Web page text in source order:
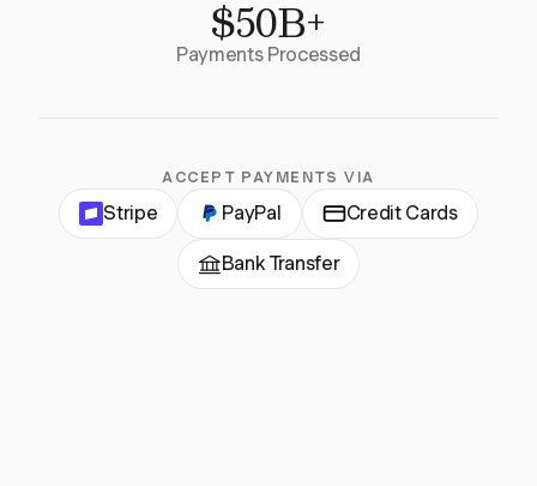
$50B+
Payments Processed
ACCEPT PAYMENTS VIA
Stripe PayPal Credit Cards
Bank Transfer